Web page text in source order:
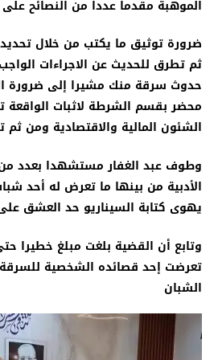
الموهبة مقدما عددا من النصائح
ضرورة توثيق ما يكتب من خلال تحديد
ثم تطرق للحديث عن الاجراءات
حدوث سرقة منك مشيرا إلى ضرورة
محضر بقسم الشرطة لاثبات الواقعة
الشئون المالية والاقتصادية ومن ثم
وطوف عبد الغفار مستشهدا بعدد
الأدبية من بينها ما تعرض له أحد
يهوى كتابة السيناريو حد العشق
وتابع أن القضية بلغت مبلغ خطيرا
تعرضت إحد قصائده الشخصية
الشبان